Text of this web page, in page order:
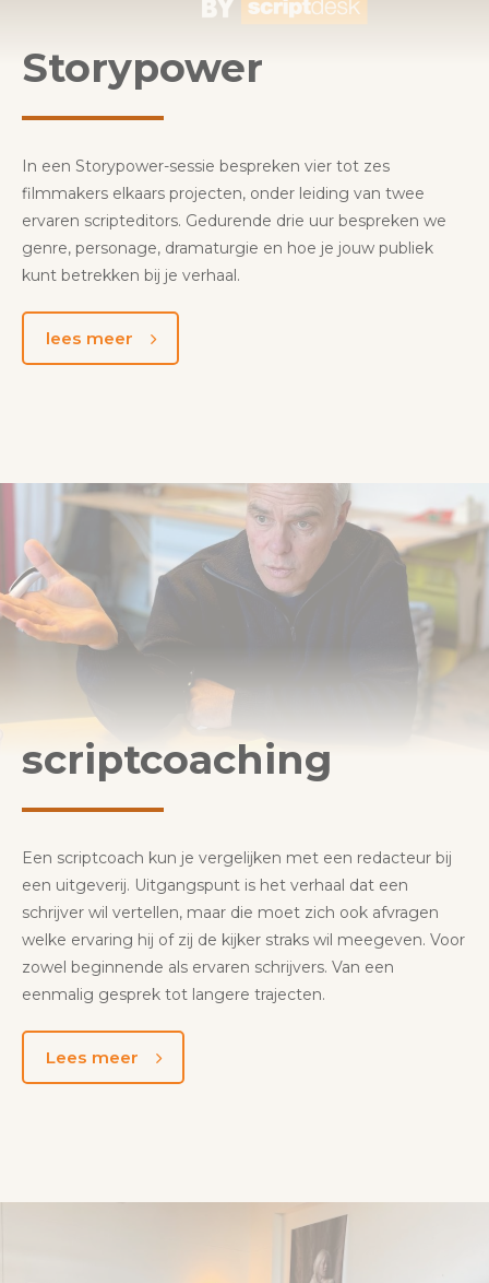
Storypower
In een Storypower-sessie bespreken vier tot zes
filmmakers elkaars projecten, onder leiding van twee
ervaren scripteditors. Gedurende drie uur bespreken we
genre, personage, dramaturgie en hoe je jouw publiek
kunt betrekken bij je verhaal.
lees meer
scriptcoaching
Een scriptcoach kun je vergelijken met een redacteur bij
een uitgeverij. Uitgangspunt is het verhaal dat een
schrijver wil vertellen, maar die moet zich ook afvragen
welke ervaring hij of zij de kijker straks wil meegeven. Voor
zowel beginnende als ervaren schrijvers. Van een
eenmalig gesprek tot langere trajecten.
Lees meer